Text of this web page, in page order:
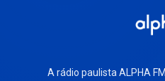
A rádio paulista ALPHA